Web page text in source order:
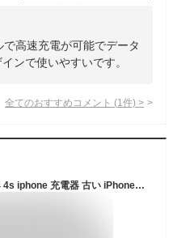
高速充電が可能でデータ
ンで使いやすいです。
全てのおすすめコメント (1 件) >
USB Cable ホワイト 1m for iPhone4 4s iphone 充電器 古い iPhone3GS iPod iPad3 ipad2 データ転送 iPhone充電器 iPhoneケーブル USBケーブル ipad充電ケーブル 古い usb cable iphone充電ケーブル30Pin Kahira ケーブル 送料無料